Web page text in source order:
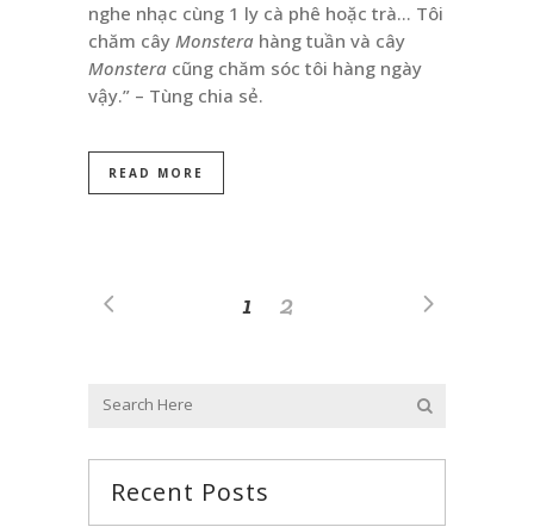
nghe nhạc cùng 1 ly cà phê hoặc trà… Tôi
chăm cây Monstera hàng tuần và cây
Monstera cũng chăm sóc tôi hàng ngày
vậy.” – Tùng chia sẻ.
READ MORE
1 2
Recent Posts